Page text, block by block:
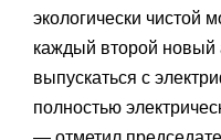
экологически чистой
каждый второй новый
выпускаться с
полностью